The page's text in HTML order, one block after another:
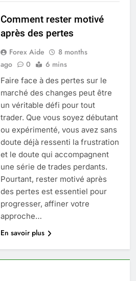
Comment rester motivé
après des pertes
Forex Aide
8 months
ago
0 6 mins
Faire face à des pertes sur le
marché des changes peut être
un véritable défi pour tout
trader. Que vous soyez débutant
ou expérimenté, vous avez sans
doute déjà ressenti la frustration
et le doute qui accompagnent
une série de trades perdants.
Pourtant, rester motivé après
des pertes est essentiel pour
progresser, affiner votre
approche…
En savoir plus